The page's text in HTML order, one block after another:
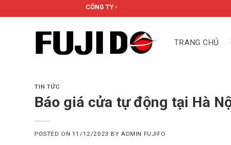
to
CÔNG TY CỔ PHẦN FUJIDO
TRANG CHỦ
TIN TỨC
Báo giá cửa tự động tại Hà
POSTED ON 11/12/2023 BYADMIN FUJIFO